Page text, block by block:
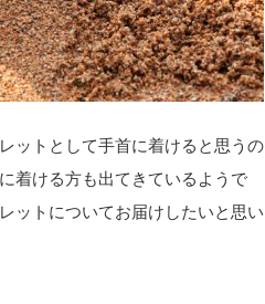
ットとして手首に着けると思うの
着ける方も出てきているようで
ットについてお届けしたいと思い